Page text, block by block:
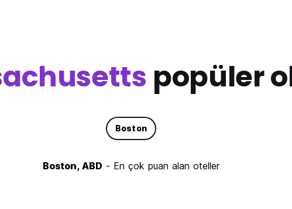
popüler
Boston
Boston, ABD - En çok puan alan oteller